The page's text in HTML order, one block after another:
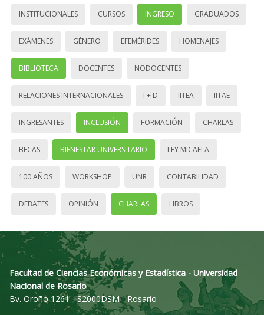
INSTITUCIONALES CURSOS INGRESO GRADUADOS
EXÁMENES GÉNERO EFEMÉRIDES HOMENAJES
BIBLIOTECA DOCENTES NODOCENTES
RELACIONES INTERNACIONALES I + D IITEA IITAE
INGRESANTES INCLUSIÓN FORMACIÓN CHARLAS
BECAS BIENESTAR UNIVERSITARIO LEY MICAELA
100 AÑOS WORKSHOP UNR CONTABILIDAD
DEBATES OPINIÓN CHARLAS LIBROS
Facultad de Ciencias Económicas y Estadística - Universidad
Nacional de Rosario
Bv. Oroño 1261 - S2000DSM - Rosario